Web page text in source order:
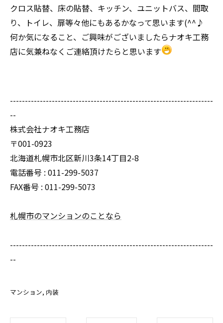
クロス貼替、床の貼替、キッチン、ユニットバス、間取
り、トイレ、扉等々他にもあるかなって思います(^^♪
何か気になること、ご興味がございましたらナオキ工務
店に気兼ねなくご連絡頂けたらと思います
--------------------------------------------------------------------
--
株式会社ナオキ工務店
〒001-0923
北海道札幌市北区新川3条14丁目2-8
電話番号 : 011-299-5037
FAX番号 : 011-299-5073
札幌市のマンションのことなら
--------------------------------------------------------------------
--
マンション 内装